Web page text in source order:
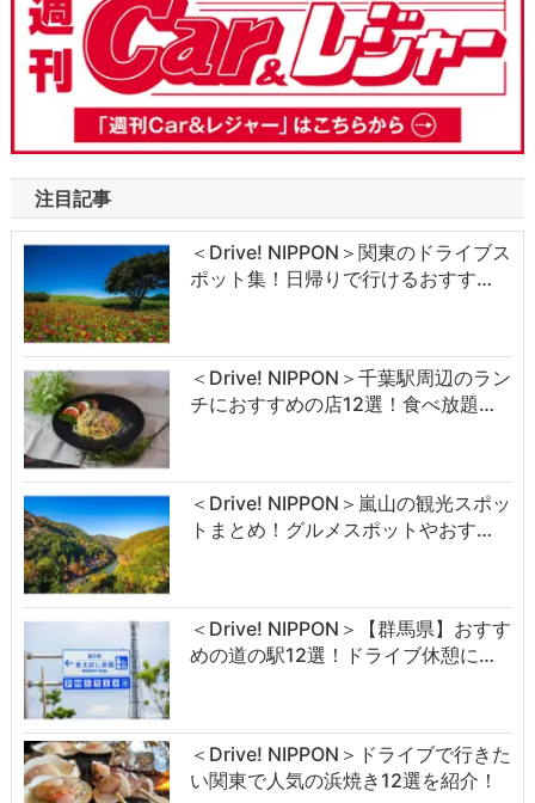
注目記事
＜Drive! NIPPON＞関東のドライブス
ポット集！日帰りで行けるおすす…
＜Drive! NIPPON＞千葉駅周辺のラン
チにおすすめの店12選！食べ放題…
＜Drive! NIPPON＞嵐山の観光スポッ
トまとめ！グルメスポットやおす…
＜Drive! NIPPON＞【群馬県】おすす
めの道の駅12選！ドライブ休憩に…
＜Drive! NIPPON＞ドライブで行きた
い関東で人気の浜焼き12選を紹介！